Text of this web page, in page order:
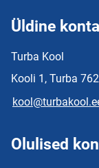
Üldine
Turba Kool
Kooli 1, Turba
Olulised